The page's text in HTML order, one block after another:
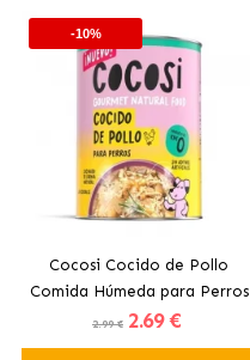
-10%
Cocosi Cocido de Pollo
Comida Húmeda para Perros
Adultos
2.99 € 2.69 €